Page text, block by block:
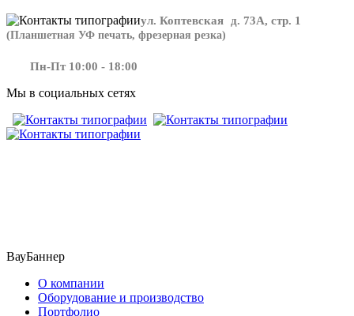
ул. Коптевская д. 73А, стр. 1
(Планшетная УФ печать, фрезерная резка)
Пн-Пт 10:00 - 18:00
Мы в социальных сетях
ВауБаннер
О компании
Оборудование и производство
Портфолио